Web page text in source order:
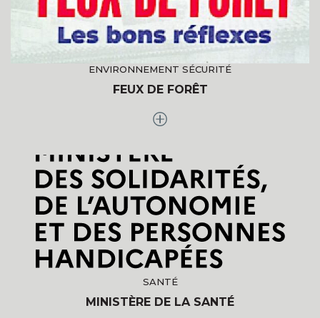
ENVIRONNEMENT SÉCURITÉ
FEUX DE FORÊT
SANTÉ
MINISTÈRE DE LA SANTÉ